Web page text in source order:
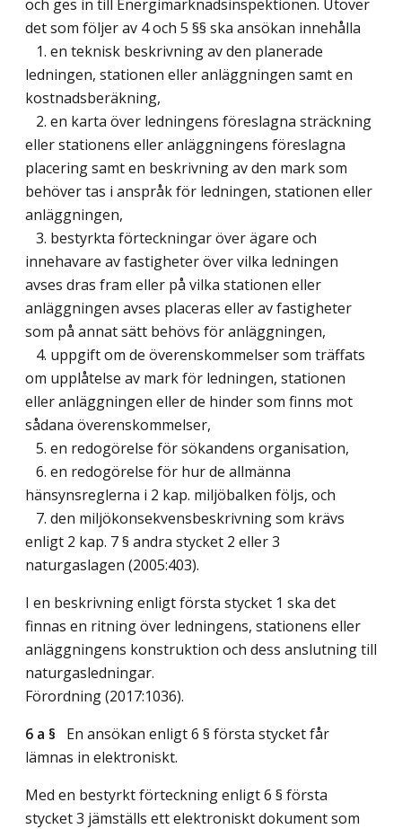
och ges in till Energimarknadsinspektionen. Utöver
det som följer av 4 och 5 §§ ska ansökan innehålla
1. en teknisk beskrivning av den planerade
ledningen, stationen eller anläggningen samt en
kostnadsberäkning,
2. en karta över ledningens föreslagna sträckning
eller stationens eller anläggningens föreslagna
placering samt en beskrivning av den mark som
behöver tas i anspråk för ledningen, stationen eller
anläggningen,
3. bestyrkta förteckningar över ägare och
innehavare av fastigheter över vilka ledningen
avses dras fram eller på vilka stationen eller
anläggningen avses placeras eller av fastigheter
som på annat sätt behövs för anläggningen,
4. uppgift om de överenskommelser som träffats
om upplåtelse av mark för ledningen, stationen
eller anläggningen eller de hinder som finns mot
sådana överenskommelser,
5. en redogörelse för sökandens organisation,
6. en redogörelse för hur de allmänna
hänsynsreglerna i 2 kap. miljöbalken följs, och
7. den miljökonsekvensbeskrivning som krävs
enligt 2 kap. 7 § andra stycket 2 eller 3
naturgaslagen (2005:403).
I en beskrivning enligt första stycket 1 ska det
finnas en ritning över ledningens, stationens eller
anläggningens konstruktion och dess anslutning till
naturgasledningar.
Förordning (2017:1036).
6 a § En ansökan enligt 6 § första stycket får
lämnas in elektroniskt.
Med en bestyrkt förteckning enligt 6 § första
stycket 3 jämställs ett elektroniskt dokument som